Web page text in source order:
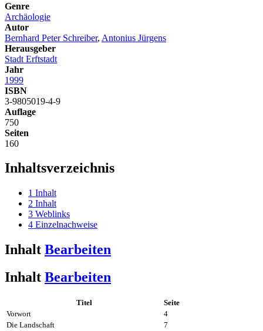
Genre
Archäologie
Autor
Bernhard Peter Schreiber, Antonius Jürgens
Herausgeber
Stadt Erftstadt
Jahr
1999
ISBN
3-9805019-4-9
Auflage
750
Seiten
160
Inhaltsverzeichnis
1 Inhalt
2 Inhalt
3 Weblinks
4 Einzelnachweise
Inhalt Bearbeiten
Inhalt Bearbeiten
Titel
Seite
Vorwort
4
Die Landschaft
7